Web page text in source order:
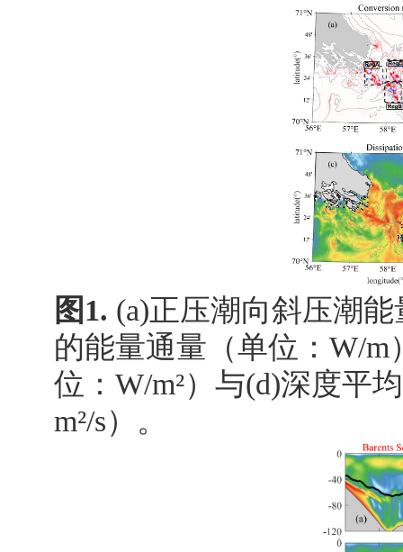
图1. (a)正压潮向斜压潮
的能量通量（单位： W/m
位： W/m²）与(d)深度平
m²/s）。